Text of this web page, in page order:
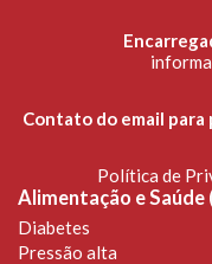
Contato do email para
Política de
Alimentação e Saúde
Diabetes
Pressão alta